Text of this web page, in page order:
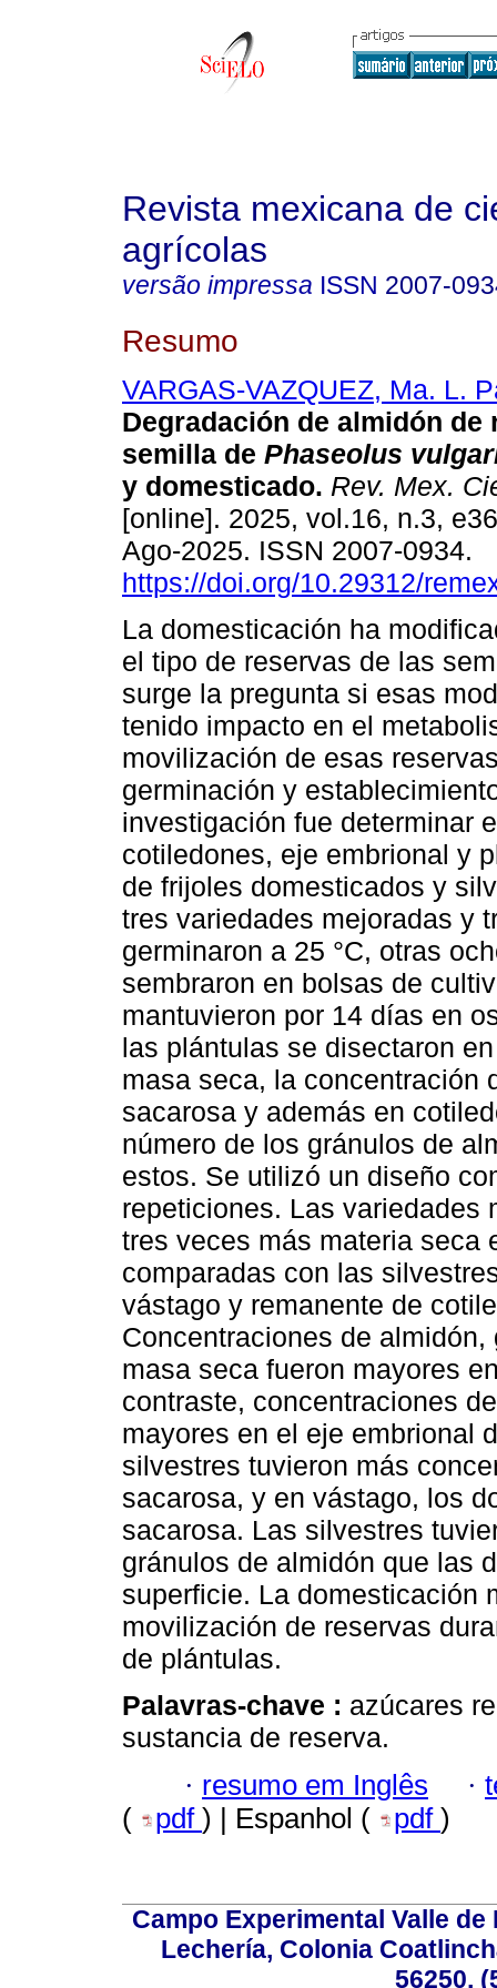
Revista mexicana de
agrícolas
versão impressa ISSN 2007-
Resumo
VARGAS-VAZQUEZ, Ma. L.
Degradación de almidón de
semilla de Phaseolus
y domesticado. Rev. Mex.
[online]. 2025, vol.16, n.3,
Ago-2025. ISSN 2007-0934.
https://doi.org/10.29312/
La domesticación ha
el tipo de reservas de las
surge la pregunta si esas
tenido impacto en el
movilización de esas
germinación y
investigación fue determinar
cotiledones, eje embrional y
de frijoles domesticados y
tres variedades mejoradas y
germinaron a 25 °C, otras
sembraron en bolsas de
mantuvieron por 14 días en
las plántulas se disectaron
masa seca, la concentración
sacarosa y además en
número de los gránulos de
estos. Se utilizó un diseño
repeticiones. Las variedades
tres veces más materia seca
comparadas con las
vástago y remanente de
Concentraciones de
masa seca fueron mayores
contraste, concentraciones
mayores en el eje embrional
silvestres tuvieron más
sacarosa, y en vástago, los
sacarosa. Las silvestres
gránulos de almidón que las
superficie. La domesticación
movilización de reservas
de plántulas.
Palavras-chave : azúcares
sustancia de reserva.
· resumo em Inglês ·
(
pdf ) | Espanhol ( pdf )
Campo Experimental Valle
Lechería, Colonia
56250,